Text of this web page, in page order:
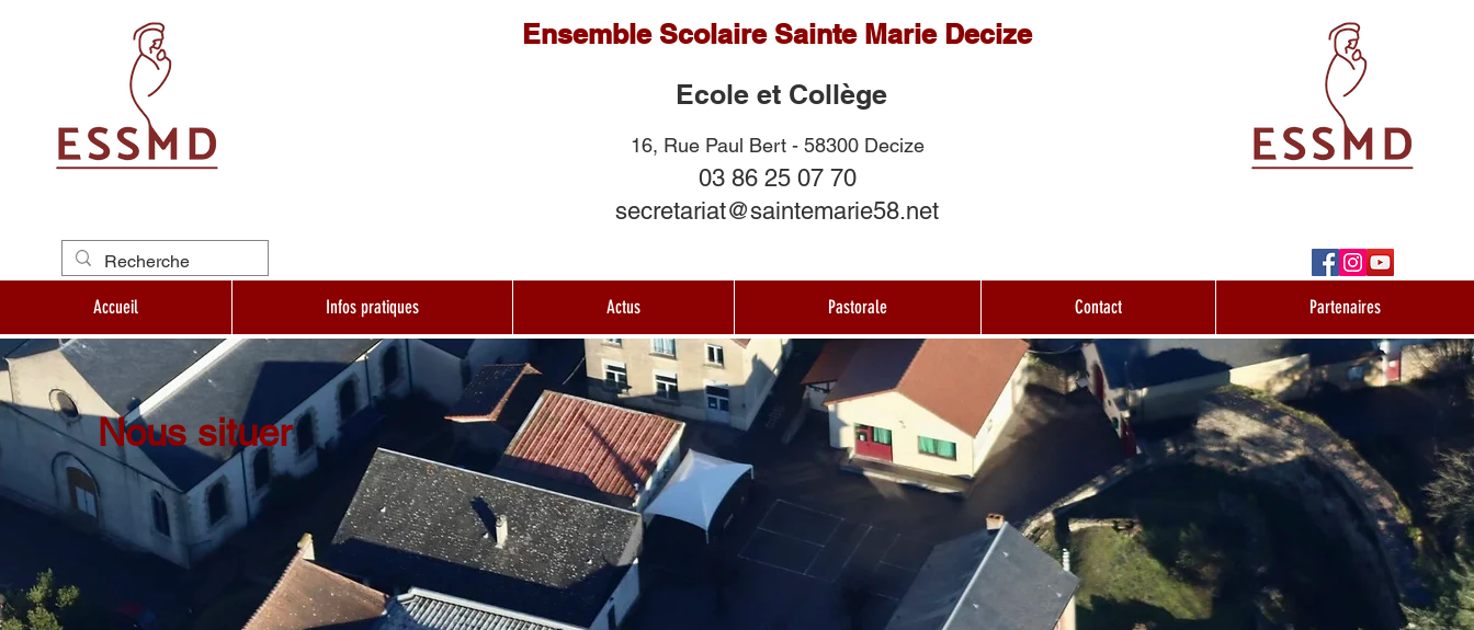
Ensemble Scolaire Sainte Marie Decize
16, Rue Paul Bert - 58300 Decize
03 86 25 07 70
secretariat@saintemarie58.net
Ecole et Collège
Accueil Infos pratiques Actus Pastorale Contact Partenaires
Nous situer